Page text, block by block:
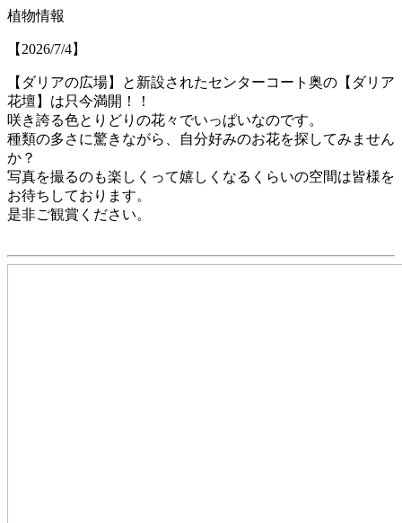
植物情報
【2026/7/4】
【ダリアの広場】と新設されたセンターコート奥の【ダリア
花壇】は只今満開！！
咲き誇る色とりどりの花々でいっぱいなのです。
種類の多さに驚きながら、自分好みのお花を探してみません
か？
写真を撮るのも楽しくって嬉しくなるくらいの空間は皆様を
お待ちしております。
是非ご観賞ください。